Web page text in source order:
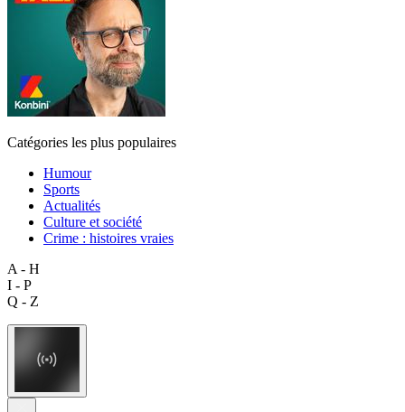
Catégories les plus populaires
Humour
Sports
Actualités
Culture et société
Crime : histoires vraies
A - H
I - P
Q - Z